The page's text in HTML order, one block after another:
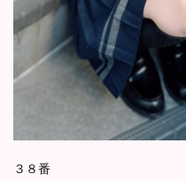
３８番